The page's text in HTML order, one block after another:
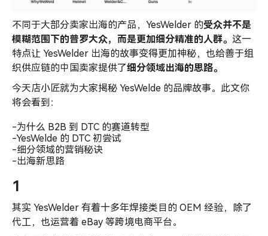
不同于大部分卖家出海的产品，YesWelder 的受众并不是
模糊范围下的普罗大众，而是更加细分精准的人群。 这一
特点让 YesWelder 出海的故事变得更加神秘，也给善于组
织供应链的中国卖家提供了细分领域出海的思路。
今天店小匠就为大家揭秘 YesWelde 的品牌故事。此文你
将会看到：
-为什么 B2B 到 DTC 的赛道转型
-YesWelde 的 DTC 初尝试
-细分领域的营销秘诀
-出海新思路
1
其实 YesWelder 有着十多年焊接类目的 OEM 经验，除了
代工，也运营着 eBay 等跨境电商平台。